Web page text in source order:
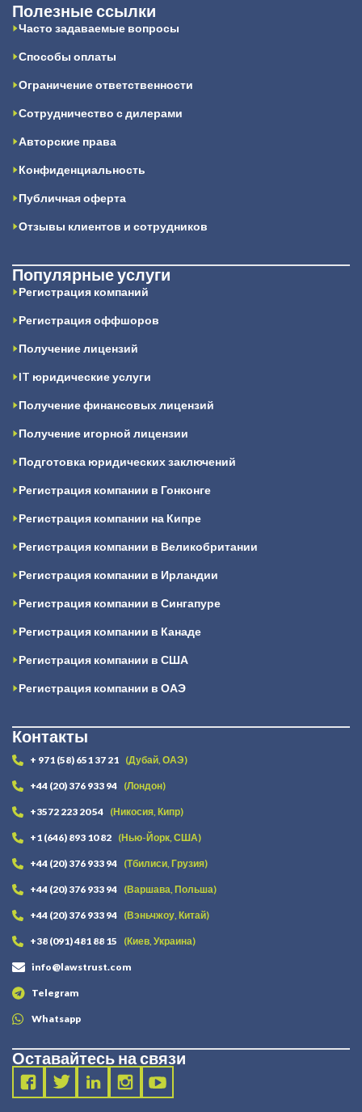
Полезные ссылки
Часто задаваемые вопросы
Способы оплаты
Ограничение ответственности
Сотрудничество с дилерами
Авторские права
Конфиденциальность
Публичная оферта
Отзывы клиентов и сотрудников
Популярные услуги
Регистрация компаний
Регистрация оффшоров
Получение лицензий
IT юридические услуги
Получение финансовых лицензий
Получение игорной лицензии
Подготовка юридических заключений
Регистрация компании в Гонконге
Регистрация компании на Кипре
Регистрация компании в Великобритании
Регистрация компании в Ирландии
Регистрация компании в Сингапуре
Регистрация компании в Канаде
Регистрация компании в США
Регистрация компании в ОАЭ
Контакты
+ 971 (58) 651 37 21 (Дубай, ОАЭ)
+44 (20) 376 933 94 (Лондон)
+3572 223 20 54 (Никосия, Кипр)
+1 (646) 893 10 82 (Нью-Йорк, США)
+44 (20) 376 933 94 (Тбилиси, Грузия)
+44 (20) 376 933 94 (Варшава, Польша)
+44 (20) 376 933 94 (Вэньчжоу, Китай)
+38 (091) 481 88 15 (Киев, Украина)
info@lawstrust.com
Telegram
Whatsapp
Оставайтесь на связи